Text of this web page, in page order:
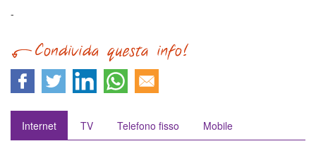
-
Internet TV Telefono fisso Mobile